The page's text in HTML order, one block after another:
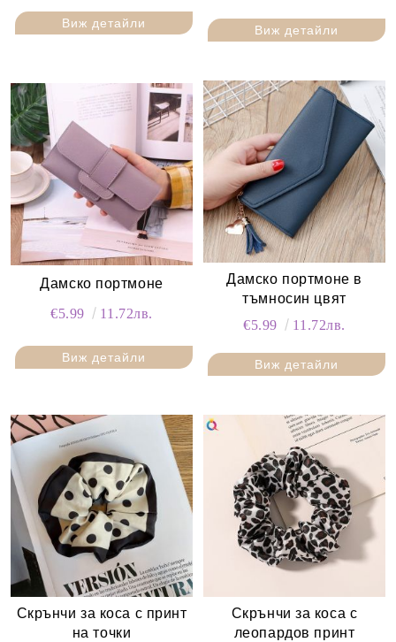
Виж детайли
Виж детайли
Дамско портмоне
€5.99 11.72лв.
Виж детайли
Дамско портмоне в
тъмносин цвят
€5.99
11.72лв.
Виж детайли
Скрънчи за коса с принт
на точки
Скрънчи за коса с
леопардов принт